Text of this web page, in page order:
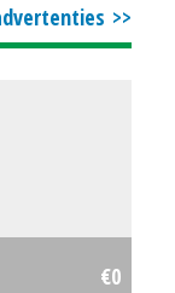
€0